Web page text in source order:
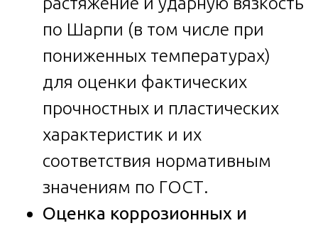
по Шарпи (в том числе при
пониженных температурах)
для оценки фактических
прочностных и пластических
характеристик и их
соответствия нормативным
значениям по ГОСТ.
Оценка коррозионных и